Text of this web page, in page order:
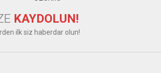
KAYDOLUN!
ilk siz haberdar olun!